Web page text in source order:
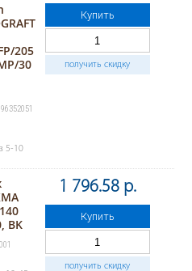
205
30
5-10
Купить
получить скидку
BK
1 796.58 р.
Купить
получить скидку